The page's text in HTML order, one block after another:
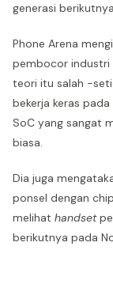
generasi
Phone Arena
pembocor industri
teori itu salah -
bekerja keras
SoC yang sangat
biasa.
Dia juga
ponsel dengan
melihat handset
berikutnya pada